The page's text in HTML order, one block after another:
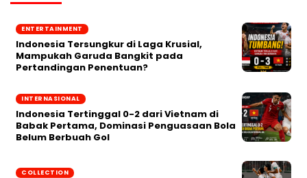
ENTERTAINMENT
Indonesia Tersungkur di Laga Krusial,
Mampukah Garuda Bangkit pada
Pertandingan Penentuan?
INTERNASIONAL
Indonesia Tertinggal 0-2 dari Vietnam di
Babak Pertama, Dominasi Penguasaan Bola
Belum Berbuah Gol
COLLECTION